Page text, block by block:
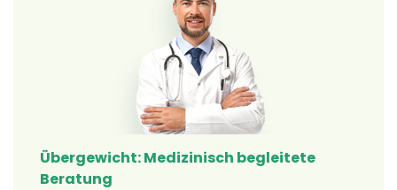
Übergewicht: Medizinisch begleitete
Beratung